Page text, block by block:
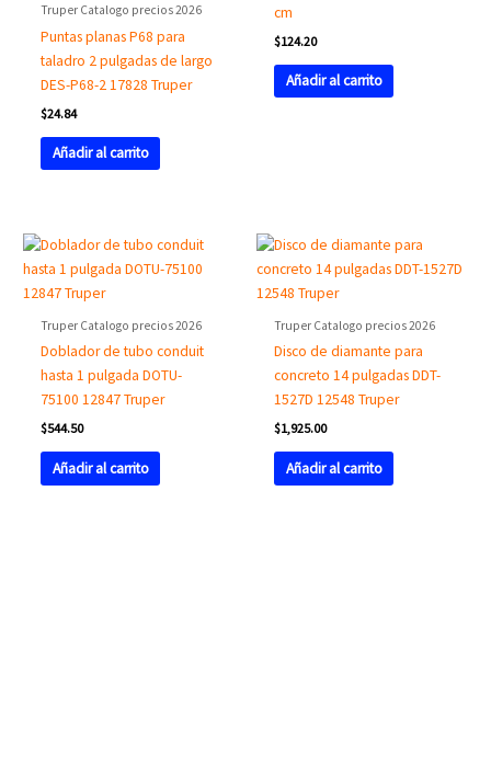
Truper Catalogo precios 2026
Puntas planas P68 para
taladro 2 pulgadas de largo
DES-P68-2 17828 Truper
$24.84
Añadir al carrito
cm
$124.20
Añadir al carrito
Truper Catalogo precios 2026
Doblador de tubo conduit
hasta 1 pulgada DOTU-
75100 12847 Truper
$544.50
Añadir al carrito
Truper Catalogo precios 2026
Disco de diamante para
concreto 14 pulgadas DDT-
1527D 12548 Truper
$1,925.00
Añadir al carrito